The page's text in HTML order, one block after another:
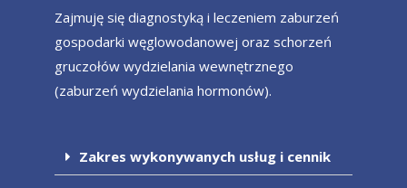
Zajmuję się diagnostyką i leczeniem zaburzeń
gospodarki węglowodanowej oraz schorzeń
gruczołów wydzielania wewnętrznego
(zaburzeń wydzielania hormonów).
Zakres wykonywanych usług i cennik